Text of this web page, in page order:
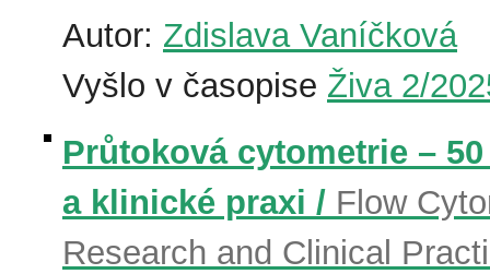
Autor: Zdislava Vaníčková
Vyšlo v časopise Živa 2/
Průtoková cytometrie –
a klinické praxi / Flow
Research and Clinical